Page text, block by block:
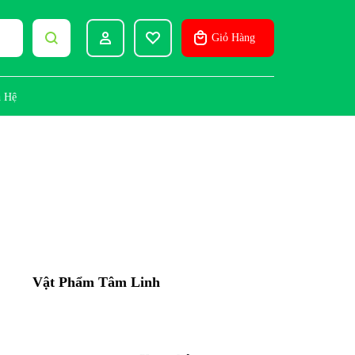
Tài KhoảnWishlist
Giỏ Hàng
Hệ
Vật Phẩm Tâm Linh